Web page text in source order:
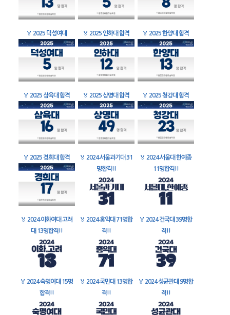
🏅 2025 덕성여대 🏅 2025 인하대 합격 🏅 2025 한양대 합격
🏅 2025 삼육대 합격 🏅 2025 상명대 합격 🏅 2025 청강대 합격
🏅 2025 경희대 합격 🏅 2024 서울과기대 31
명합격!!
🏅 2024 서울대 한예종
11명합격!!
🏅 2024 이화여대 고려
대 13명합격!!
🏅 2024 홍익대 71명합
격!!
🏅 2024 건국대 39명합
격!!
🏅 2024 숙명여대 15명
합격!!
🏅 2024 국민대 13명합
격!!
🏅 2024 성균관대 9명합
격!!